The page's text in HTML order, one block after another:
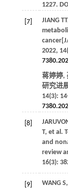
1227.
[7] JIANG TT
2022, 14
蒋婷婷,
研究进
14(3):
[8]
T, et al.
and
review
16(3):
[9] WANG S,